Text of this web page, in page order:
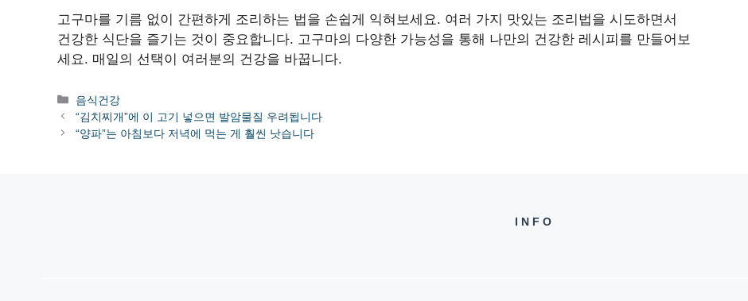
고구마를 기름 없이 간편하게 조리하는 법을 손쉽게 익혀보세요. 여러 가지 맛있는 조리법을 시도하면서
건강한 식단을 즐기는 것이 중요합니다. 고구마의 다양한 가능성을 통해 나만의 건강한 레시피를 만들어보
세요. 매일의 선택이 여러분의 건강을 바꿉니다.
카
테
고
음식건강
“김치찌개”에 이 고기 넣으면 발암물질 우려됩니다
“양파”는 아침보다 저녁에 먹는 게 훨씬 낫습니다
INFO